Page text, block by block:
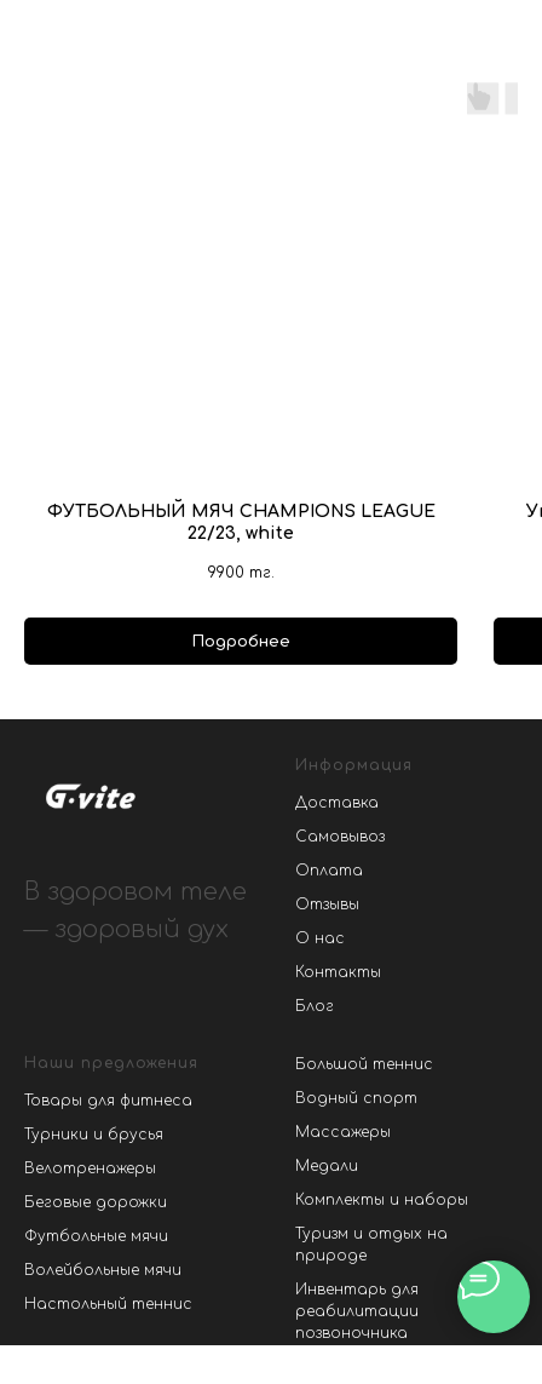
ФУТБОЛЬНЫЙ МЯЧ CHAMPIONS LEAGUE
22/23, white
9900 тг.
Подробнее
В здоровом теле
— здоровый дух
Информация
Доставка
Самовывоз
Оплата
Отзывы
О нас
Контакты
Блог
Наши предложения
Товары для фитнеса
Турники и брусья
Велотренажеры
Беговые дорожки
Футбольные мячи
Волейбольные мячи
Настольный теннис
Большой теннис
Водный спорт
Массажеры
Медали
Комплекты и наборы
Туризм и отдых на
природе
Инвентарь для
реабилитации
позвоночника